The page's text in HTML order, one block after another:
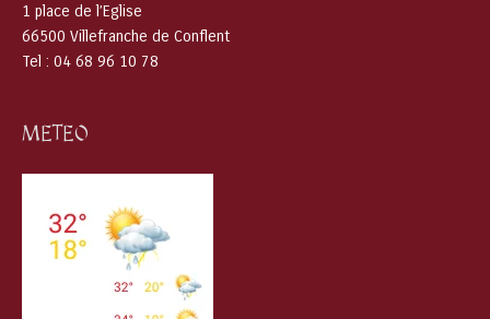
1 place de l’Eglise
66500 Villefranche de Conflent
Tel : 04 68 96 10 78
METEO